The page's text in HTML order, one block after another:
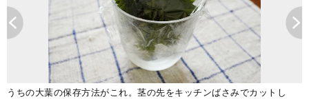
うちの大葉の保存方法がこれ。茎の先をキッチンばさみでカットし